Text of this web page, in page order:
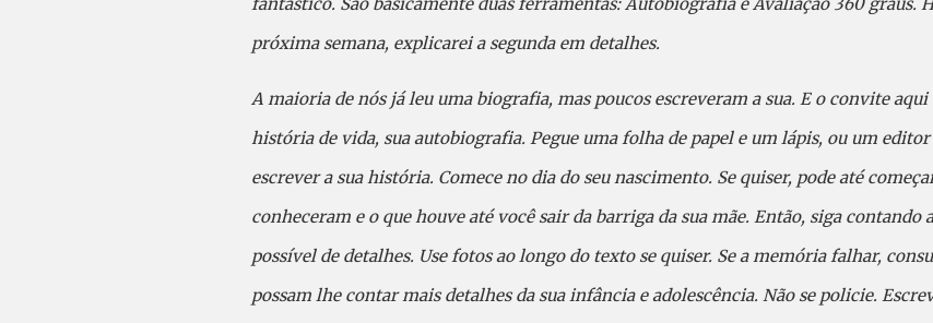
próxima semana, explicarei a segunda em detalhes.
A maioria de nós já leu uma biografia, mas poucos escreveram a sua. E o convite aqui
história de vida, sua autobiografia. Pegue uma folha de papel e um lápis, ou um
escrever a sua história. Comece no dia do seu nascimento. Se quiser, pode até
conheceram e o que houve até você sair da barriga da sua mãe. Então, siga
possível de detalhes. Use fotos ao longo do texto se quiser. Se a memória falhar,
possam lhe contar mais detalhes da sua infância e adolescência. Não se policie.